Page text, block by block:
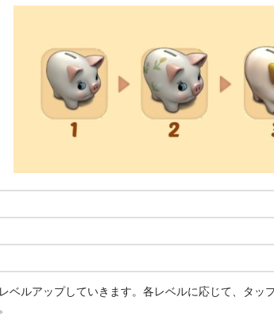
ルアップしていきます。各レベルに応じて、タ